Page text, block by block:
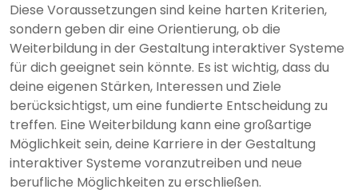
Diese Voraussetzungen sind keine harten Kriterien,
sondern geben dir eine Orientierung, ob die
Weiterbildung in der Gestaltung interaktiver Systeme
für dich geeignet sein könnte. Es ist wichtig, dass du
deine eigenen Stärken, Interessen und Ziele
berücksichtigst, um eine fundierte Entscheidung zu
treffen. Eine Weiterbildung kann eine großartige
Möglichkeit sein, deine Karriere in der Gestaltung
interaktiver Systeme voranzutreiben und neue
berufliche Möglichkeiten zu erschließen.